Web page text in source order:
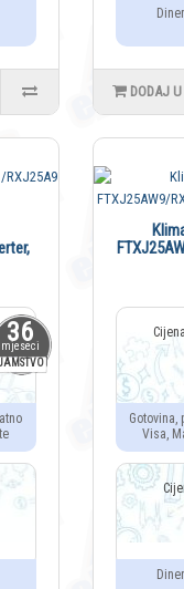
DODAJ
36
mjeseci
Visa,